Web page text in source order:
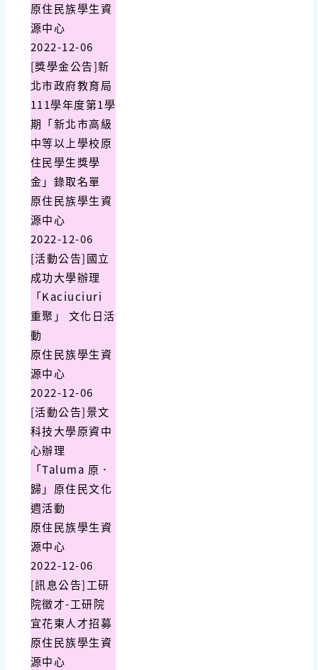
原住民族學生資
源中心
2022-12-06
[獎學金公告]新
北市政府教育局
111學年度第1學
期「新北市高級
中等以上學校原
住民學生獎學
金」錄取名單
原住民族學生資
源中心
2022-12-06
[活動公告]國立
成功大學辦理
「Kaciuciuri
重聚」 文化日活
動
原住民族學生資
源中心
2022-12-06
[活動公告]景文
科技大學原資中
心辦理
「Taluma 原．
歸」原住民文化
週活動
原住民族學生資
源中心
2022-12-06
[訊息公告]工研
院徵才-工研院
宜花東人才招募
原住民族學生資
源中心